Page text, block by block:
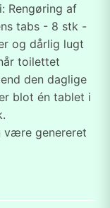
Rengøring af
tabs - 8 stk -
og dårlig lugt
toilettet
den daglige
blot én tablet i
være genereret